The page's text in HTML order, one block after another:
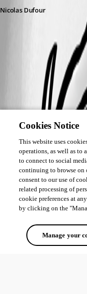
Nicolas Dufour
Cookies Notice
This website uses
operations, as well as to
to connect to social
continuing to browse
consent to our use of
related processing of
cookie preferences at
by clicking on the
Manage your